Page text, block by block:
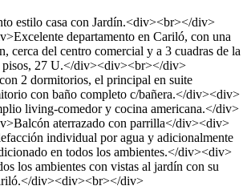
estilo casa con Jardín.<div><br></div>
departamento en Cariló, con una
cerca del centro comercial y a 3 cuadras de la
27 U.</div><div><br></div>
2 dormitorios, el principal en suite
con baño completo c/bañera.</div><div>
living-comedor y cocina americana.</div>
aterrazado con parrilla</div><div>
individual por agua y adicionalmente
en todos los ambientes.</div><div>
los ambientes con vistas al jardín con su
div><div><br></div>